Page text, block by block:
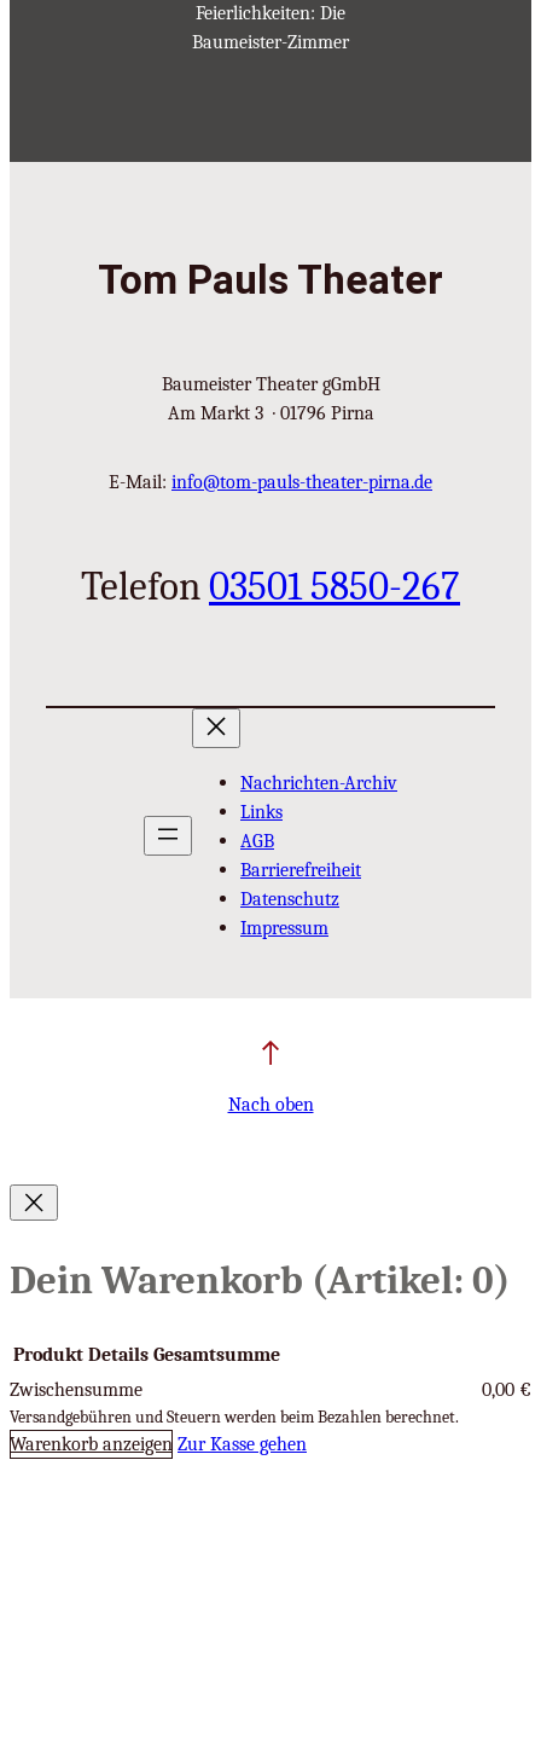
Feierlichkeiten: Die
Baumeister-Zimmer
Tom Pauls Theater
Baumeister Theater gGmbH
Am Markt 3 · 01796 Pirna
E-Mail: info@tom-pauls-theater-pirna.de
Telefon03501 5850-267
Nachrichten-Archiv
Links
AGB
Barrierefreiheit
Datenschutz
Impressum
Nach oben
Dein Warenkorb (Artikel: 0)
Produkte
im
Produkt Details Gesamtsumme
Zwischensumme
0,00 €
Versandgebühren und Steuern werden beim Bezahlen berechnet.
Warenkorb anzeigen Zur Kasse gehen